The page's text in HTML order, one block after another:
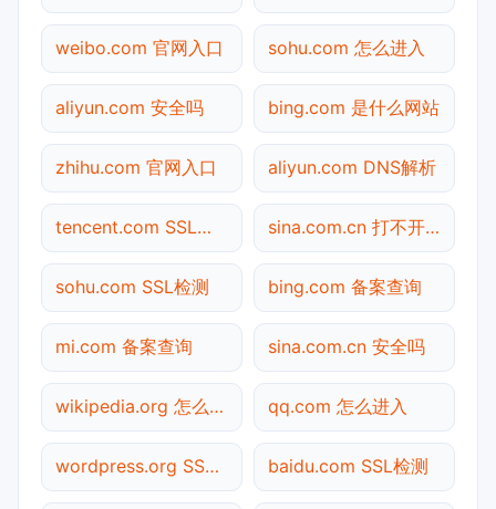
weibo.com 官网入口 sohu.com 怎么进入
aliyun.com 安全吗 bing.com 是什么网站
zhihu.com 官网入口 aliyun.com DNS解析
tencent.com SSL检测 sina.com.cn 打不开检测
sohu.com SSL检测 bing.com 备案查询
mi.com 备案查询 sina.com.cn 安全吗
wikipedia.org 怎么进入 qq.com 怎么进入
wordpress.org SSL检测 baidu.com SSL检测